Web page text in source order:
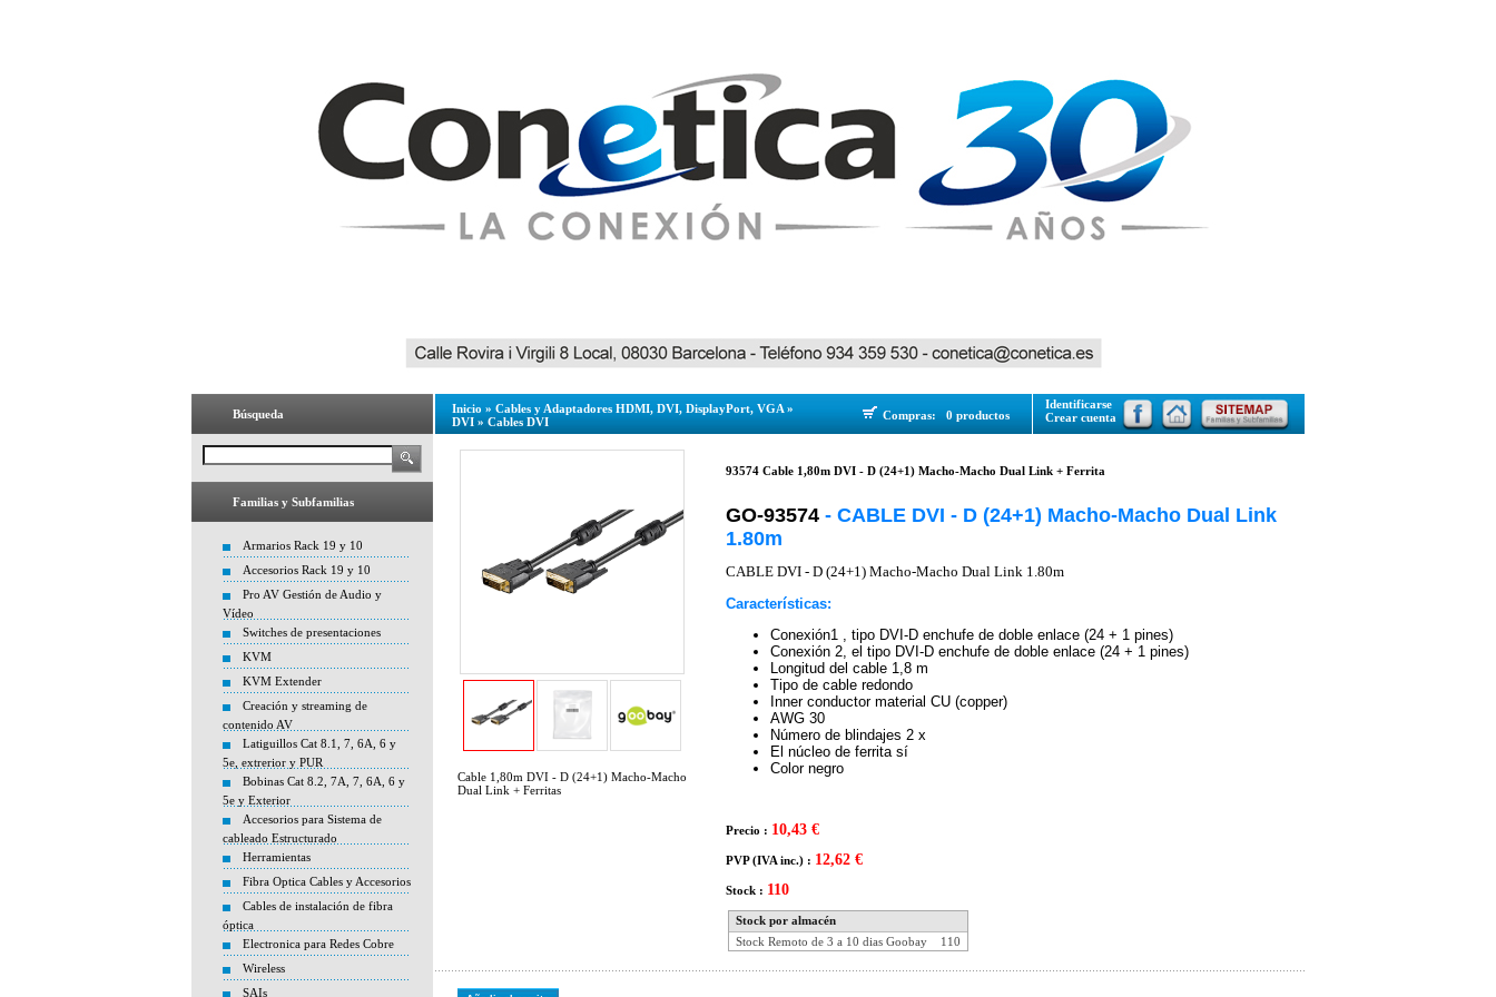
Búsqueda
Familias y Subfamilias
Armarios Rack 19 y 10
Accesorios Rack 19 y 10
Pro AV Gestión de Audio y
Vídeo
Switches de presentaciones
KVM
KVM Extender
Creación y streaming de
contenido AV
Latiguillos Cat 8.1, 7, 6A, 6 y
5e, extrerior y PUR
Bobinas Cat 8.2, 7A, 7, 6A, 6 y
5e y Exterior
Accesorios para Sistema de
cableado Estructurado
Herramientas
Fibra Optica Cables y Accesorios
Cables de instalación de fibra
óptica
Electronica para Redes Cobre
Wireless
SAIs
Inicio » Cables y Adaptadores HDMI, DVI, DisplayPort, VGA »
DVI » Cables DVI Compras: 0 productos
Identificarse
Crear cuenta
Cable 1,80m DVI - D (24+1) Macho-Macho
Dual Link + Ferritas
93574 Cable 1,80m DVI - D (24+1) Macho-Macho Dual Link + Ferrita
GO-93574 - CABLE DVI - D (24+1) Macho-Macho Dual Link
1.80m
CABLE DVI - D (24+1) Macho-Macho Dual Link 1.80m
Características:
Conexión1 , tipo DVI-D enchufe de doble enlace (24 + 1 pines)
Conexión 2, el tipo DVI-D enchufe de doble enlace (24 + 1 pines)
Longitud del cable 1,8 m
Tipo de cable redondo
Inner conductor material CU (copper)
AWG 30
Número de blindajes 2 x
El núcleo de ferrita sí
Color negro
Precio : 10,43 €
PVP (IVA inc.) : 12,62 €
Stock : 110
Stock por almacén
Stock Remoto de 3 a 10 dias Goobay
110